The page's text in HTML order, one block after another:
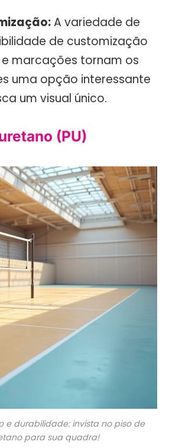
A variedade de
de customização
marcações tornam os
uma opção interessante
um visual único.
(PU)
e durabilidade: invista no piso de
para sua quadra!